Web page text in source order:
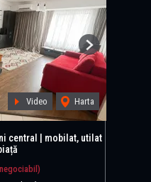
Video Harta
Next
central | mobilat, utilat